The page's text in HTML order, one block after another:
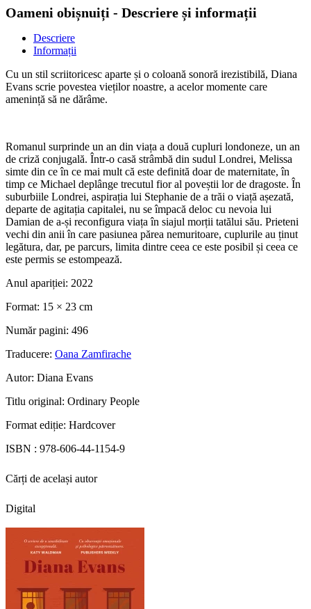
Oameni obișnuiți - Descriere și informații
Descriere
Informații
Cu un stil scriitoricesc aparte și o coloană sonoră irezistibilă, Diana
Evans scrie povestea vieților noastre, a acelor momente care
amenință să ne dărâme.
Romanul surprinde un an din viața a două cupluri londoneze, un an
de criză conjugală. Într-o casă strâmbă din sudul Londrei, Melissa
simte din ce în ce mai mult că este definită doar de maternitate, în
timp ce Michael deplânge trecutul fior al poveștii lor de dragoste. În
suburbiile Londrei, aspirația lui Stephanie de a trăi o viață așezată,
departe de agitația capitalei, nu se împacă deloc cu nevoia lui
Damian de a-și reconfigura viața în siajul morții tatălui său. Prieteni
vechi din anii în care pasiunea părea nemuritoare, cuplurile au ținut
legătura, dar, pe parcurs, limita dintre ceea ce este posibil și ceea ce
este permis se estompează.
Anul apariției: 2022
Format: 15 × 23 cm
Număr pagini: 496
Traducere: Oana Zamfirache
Autor: Diana Evans
Titlu original: Ordinary People
Format ediție: Hardcover
ISBN : 978-606-44-1154-9
Cărți de același autor
Digital